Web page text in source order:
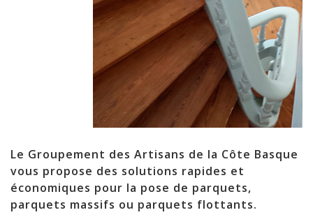
Le Groupement des Artisans de la Côte Basque
vous propose des solutions rapides et
économiques pour la pose de parquets,
parquets massifs ou parquets flottants.